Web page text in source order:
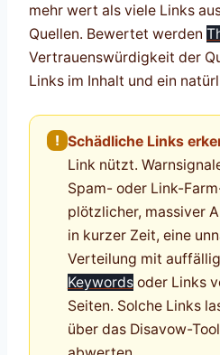
mehr wert als viele Links
Quellen. Bewertet werden
Vertrauenswürdigkeit der
Links im Inhalt und ein
! Schädliche Links
Link nützt.
Spam- oder Link-
plötzlicher, massiver
in kurzer Zeit, eine
Verteilung mit
Keywordsoder Links
Seiten. Solche Links
über das Disavow-